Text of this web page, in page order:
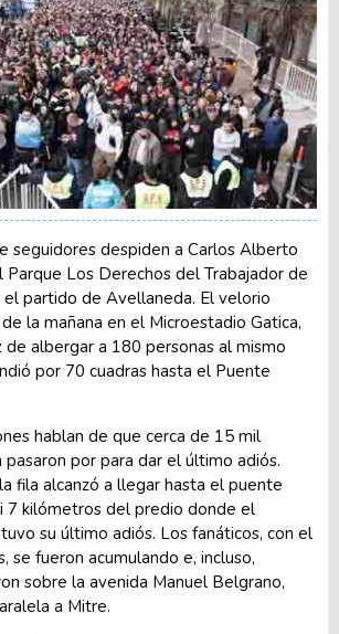
seguidores despiden a Carlos Alberto
Parque Los Derechos del Trabajador de
el partido de Avellaneda. El velorio
la mañana en el Microestadio Gatica,
de albergar a 180 personas al mismo
por 70 cuadras hasta el Puente
hablan de que cerca de 15 mil
pasaron por para dar el último adiós.
fila alcanzó a llegar hasta el puente
7 kilómetros del predio donde el
su último adiós. Los fanáticos, con el
se fueron acumulando e, incluso,
sobre la avenida Manuel Belgrano,
a Mitre.